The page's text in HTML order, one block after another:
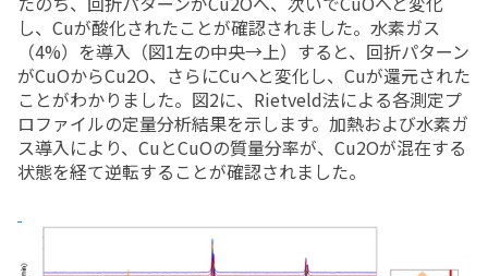
し、Cuが酸化されたことが確認されました。水素ガス
（4%）を導入（図1左の中央→上）すると、回折パターン
がCuOからCu2O、さらにCuへと変化し、Cuが還元された
ことがわかりました。図2に、Rietveld法による各測定プ
ロファイルの定量分析結果を示します。加熱および水素ガ
ス導入により、CuとCuOの質量分率が、Cu2Oが混在する
状態を経て逆転することが確認されました。